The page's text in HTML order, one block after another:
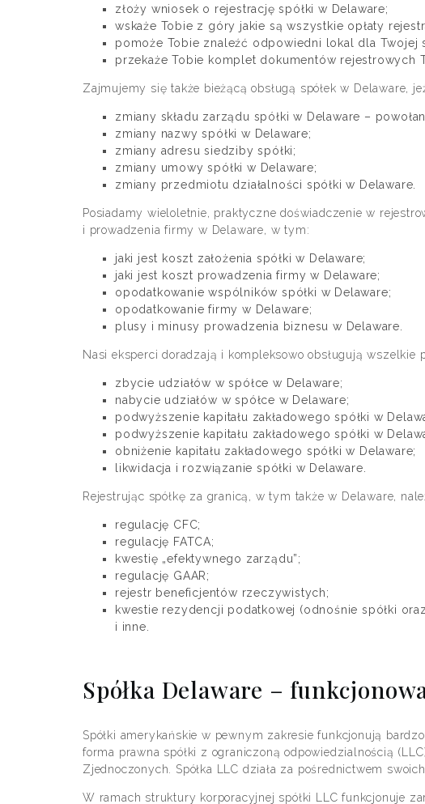
złoży wniosek o rejestrację spółki w Delaware;
wskaże Tobie z góry jakie są wszystkie opłaty
pomoże Tobie znaleźć odpowiedni lokal dla Twojej
przekaże Tobie komplet dokumentów rejestrowych
Zajmujemy się także bieżącą obsługą spółek w Delaware,
zmiany składu zarządu spółki w Delaware –
zmiany nazwy spółki w Delaware;
zmiany adresu siedziby spółki;
zmiany umowy spółki w Delaware;
zmiany przedmiotu działalności spółki w Delaware.
Posiadamy wieloletnie, praktyczne doświadczenie w
i prowadzenia firmy w Delaware, w tym:
jaki jest koszt założenia spółki w Delaware;
jaki jest koszt prowadzenia firmy w Delaware;
opodatkowanie wspólników spółki w Delaware;
opodatkowanie firmy w Delaware;
plusy i minusy prowadzenia biznesu w Delaware.
Nasi eksperci doradzają i kompleksowo obsługują
zbycie udziałów w spółce w Delaware;
nabycie udziałów w spółce w Delaware;
podwyższenie kapitału zakładowego spółki w
podwyższenie kapitału zakładowego spółki w
obniżenie kapitału zakładowego spółki w Delaware;
likwidacja i rozwiązanie spółki w Delaware.
Rejestrując spółkę za granicą, w tym także w Delaware,
regulację CFC;
regulację FATCA;
kwestię „efektywnego zarządu”;
regulację GAAR;
rejestr beneficjentów rzeczywistych;
kwestie rezydencji podatkowej (odnośnie spółki
i inne.
Spółka Delaware –
Spółki amerykańskie w pewnym zakresie funkcjonują
forma prawna spółki z ograniczoną odpowiedzialnością
Zjednoczonych. Spółka LLC działa za pośrednictwem
W ramach struktury korporacyjnej spółki LLC funkcjonuje